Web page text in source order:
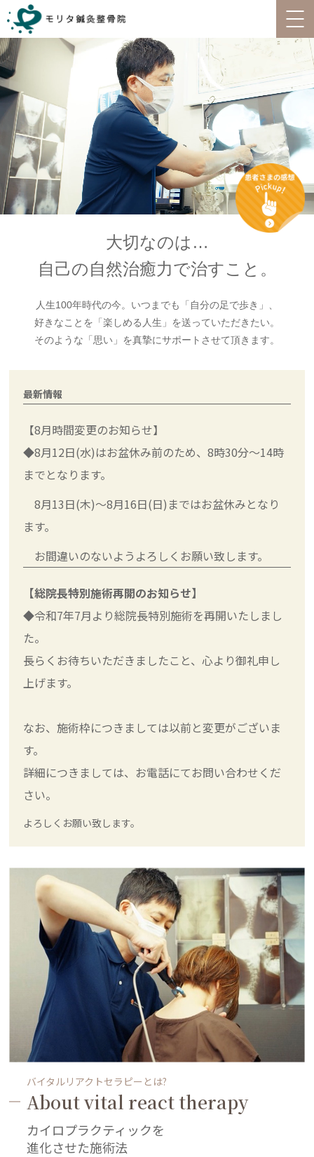
大切なのは…
自己の自然治癒力で治すこと。
人生100年時代の今。いつまでも「自分の足で歩き」、
好きなことを「楽しめる人生」を送っていただきたい。
そのような「思い」を真摯にサポートさせて頂きます。
最新情報
【8月時間変更のお知らせ】
◆8月12日(水)はお盆休み前のため、8時30分～14時
までとなります。
8月13日(木)～8月16日(日)まではお盆休みとなり
ます。
お間違いのないようよろしくお願い致します。
【総院長特別施術再開のお知らせ】
◆令和7年7月より総院長特別施術を再開いたしまし
た。
長らくお待ちいただきましたこと、心より御礼申し
上げます。
なお、施術枠につきましては以前と変更がございま
す。
詳細につきましては、お電話にてお問い合わせくだ
さい。
よろしくお願い致します。
バイタルリアクトセラピーとは?
About vital react therapy
カイロプラクティックを
進化させた施術法